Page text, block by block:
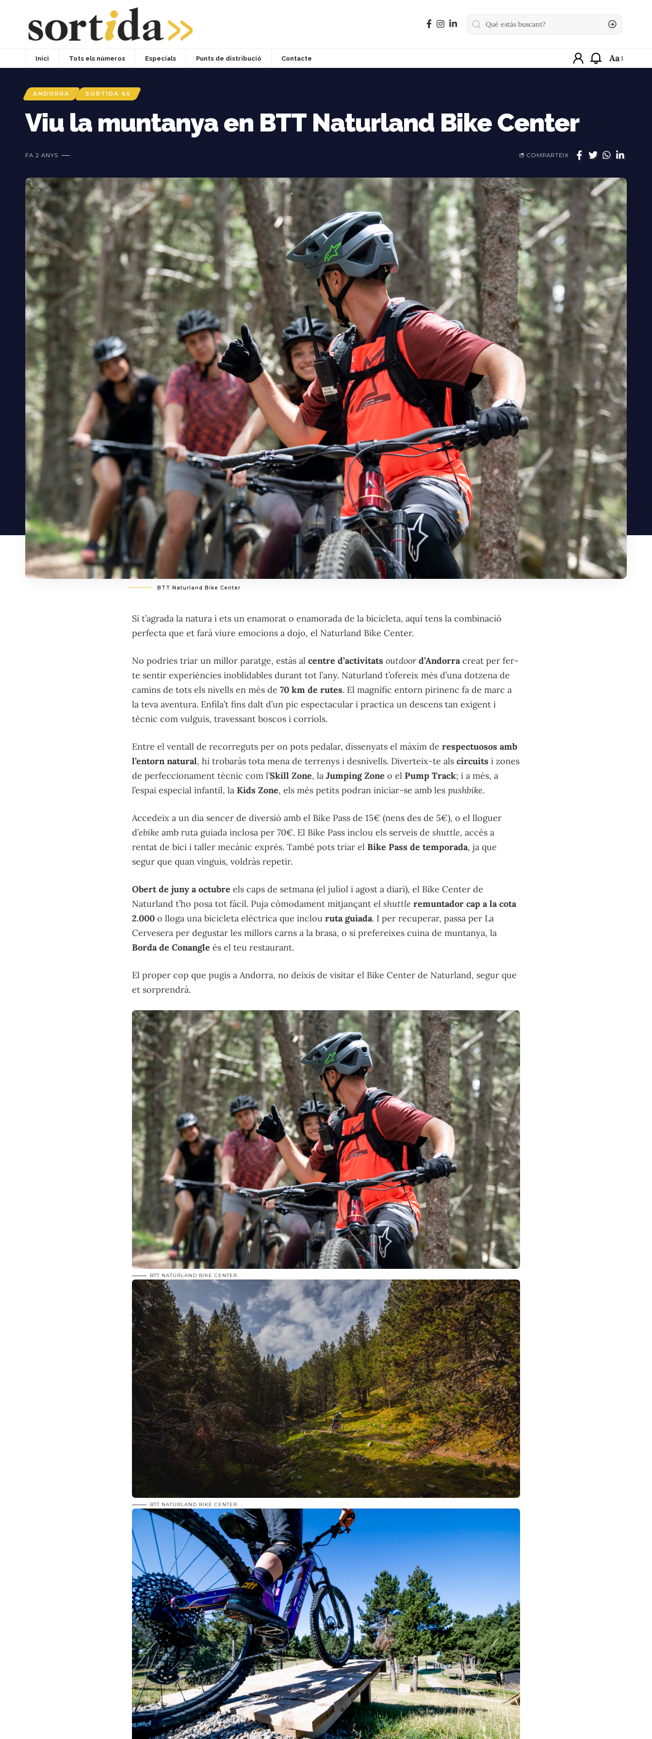
Inici Tots els números Especials Punts de distribució Contacte Aa
ANDORRA SORTIDA 65
Viu la muntanya en BTT Naturland Bike Center
FA 2 ANYS COMPARTEIX
BTT Naturland Bike Center
Si t’agrada la natura i ets un enamorat o enamorada de la bicicleta, aquí tens la combinació
perfecta que et farà viure emocions a dojo, el Naturland Bike Center.
No podries triar un millor paratge, estàs al centre d’activitats outdoord’Andorracreat per fer-
te sentir experiències inoblidables durant tot l’any. Naturland t’ofereix més d’una dotzena de
camins de tots els nivells en més de 70 km de rutes. El magnífic entorn pirinenc fa de marc a
la teva aventura. Enfila’t fins dalt d’un pic espectacular i practica un descens tan exigent i
tècnic com vulguis, travessant boscos i corriols.
Entre el ventall de recorreguts per on pots pedalar, dissenyats el màxim de respectuosos amb
l’entorn natural, hi trobaràs tota mena de terrenys i desnivells. Diverteix-te als circuits i zones
de perfeccionament tècnic com l’Skill Zone, la Jumping Zone o el Pump Track; i a més, a
l’espai especial infantil, la Kids Zone, els més petits podran iniciar-se amb les pushbike.
Accedeix a un dia sencer de diversió amb el Bike Pass de 15€ (nens des de 5€), o el lloguer
d’ebike amb ruta guiada inclosa per 70€. El Bike Pass inclou els serveis de shuttle, accés a
rentat de bici i taller mecànic exprés. També pots triar el Bike Pass de temporada, ja que
segur que quan vinguis, voldràs repetir.
Obert de juny a octubre els caps de setmana (el juliol i agost a diari), el Bike Center de
Naturland t’ho posa tot fàcil. Puja còmodament mitjançant el shuttle remuntador cap a la cota
2.000 o lloga una bicicleta elèctrica que inclou ruta guiada. I per recuperar, passa per La
Cervesera per degustar les millors carns a la brasa, o si prefereixes cuina de muntanya, la
Borda de Conangle és el teu restaurant.
El proper cop que pugis a Andorra, no deixis de visitar el Bike Center de Naturland, segur que
et sorprendrà.
BTT NATURLAND BIKE CENTER
BTT NATURLAND BIKE CENTER